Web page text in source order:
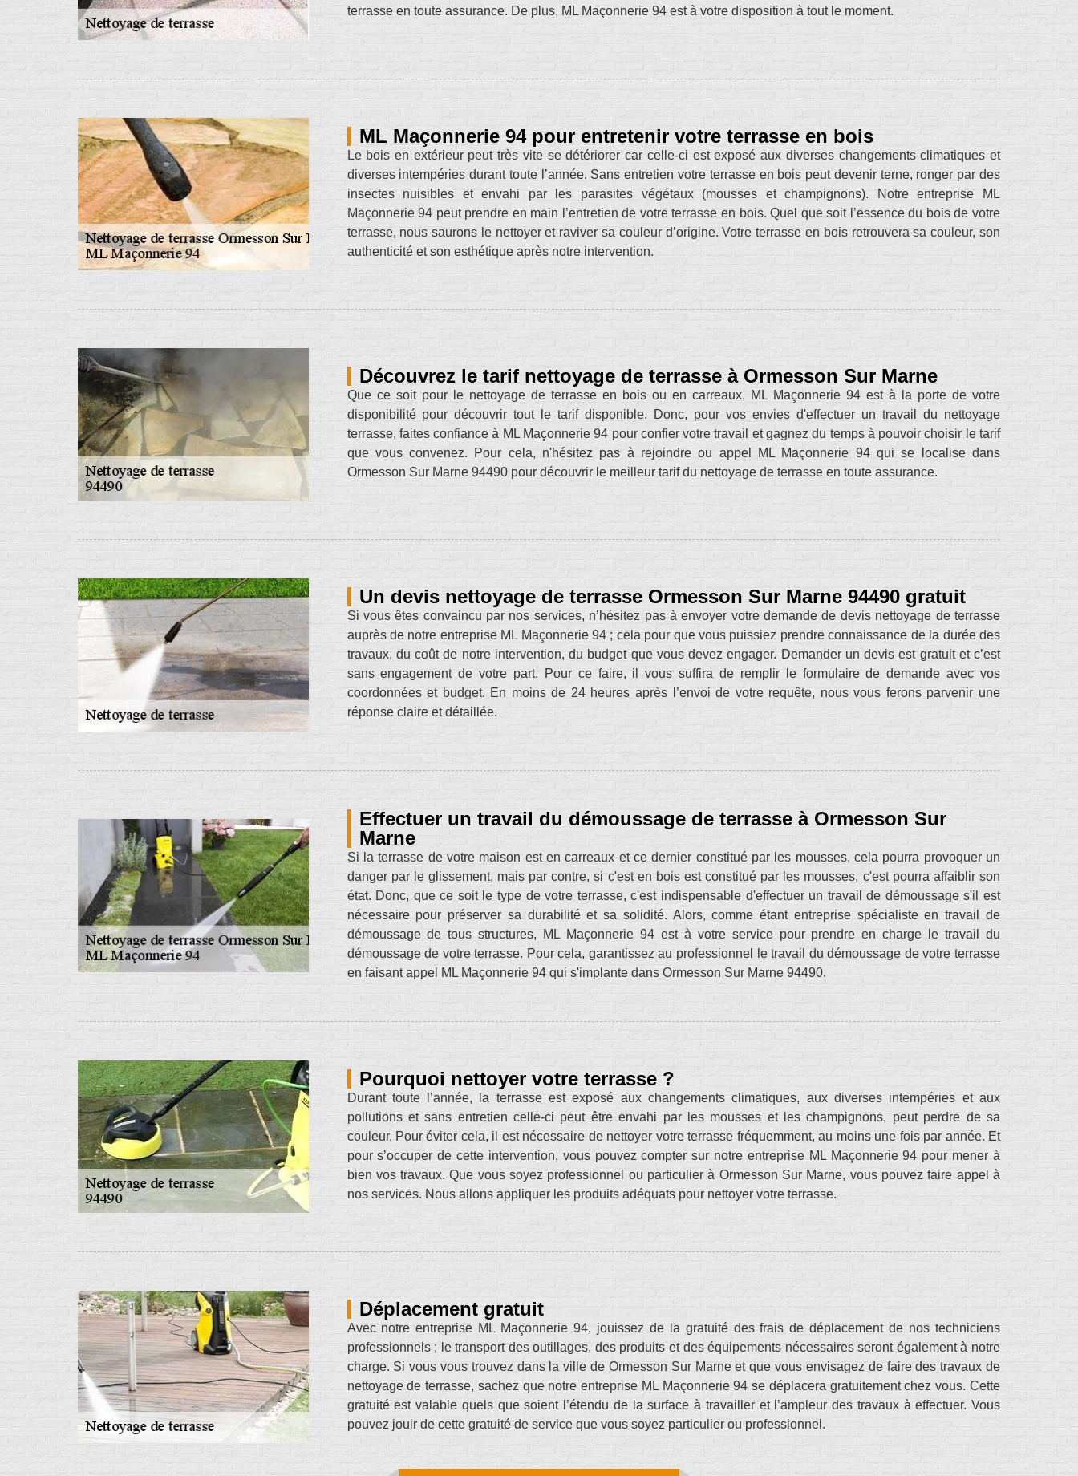
terrasse en toute assurance. De plus, ML Maçonnerie 94 est à votre disposition à tout le moment.
ML Maçonnerie 94 pour entretenir votre terrasse en bois
Le bois en extérieur peut très vite se détériorer car celle-ci est exposé aux diverses changements climatiques et
diverses intempéries durant toute l’année. Sans entretien votre terrasse en bois peut devenir terne, ronger par des
insectes nuisibles et envahi par les parasites végétaux (mousses et champignons). Notre entreprise ML
Maçonnerie 94 peut prendre en main l’entretien de votre terrasse en bois. Quel que soit l’essence du bois de votre
terrasse, nous saurons le nettoyer et raviver sa couleur d’origine. Votre terrasse en bois retrouvera sa couleur, son
authenticité et son esthétique après notre intervention.
Découvrez le tarif nettoyage de terrasse à Ormesson Sur Marne
Que ce soit pour le nettoyage de terrasse en bois ou en carreaux, ML Maçonnerie 94 est à la porte de votre
disponibilité pour découvrir tout le tarif disponible. Donc, pour vos envies d'effectuer un travail du nettoyage
terrasse, faites confiance à ML Maçonnerie 94 pour confier votre travail et gagnez du temps à pouvoir choisir le tarif
que vous convenez. Pour cela, n'hésitez pas à rejoindre ou appel ML Maçonnerie 94 qui se localise dans
Ormesson Sur Marne 94490 pour découvrir le meilleur tarif du nettoyage de terrasse en toute assurance.
Un devis nettoyage de terrasse Ormesson Sur Marne 94490 gratuit
Si vous êtes convaincu par nos services, n’hésitez pas à envoyer votre demande de devis nettoyage de terrasse
auprès de notre entreprise ML Maçonnerie 94 ; cela pour que vous puissiez prendre connaissance de la durée des
travaux, du coût de notre intervention, du budget que vous devez engager. Demander un devis est gratuit et c’est
sans engagement de votre part. Pour ce faire, il vous suffira de remplir le formulaire de demande avec vos
coordonnées et budget. En moins de 24 heures après l’envoi de votre requête, nous vous ferons parvenir une
réponse claire et détaillée.
Effectuer un travail du démoussage de terrasse à Ormesson Sur
Marne
Si la terrasse de votre maison est en carreaux et ce dernier constitué par les mousses, cela pourra provoquer un
danger par le glissement, mais par contre, si c'est en bois est constitué par les mousses, c'est pourra affaiblir son
état. Donc, que ce soit le type de votre terrasse, c'est indispensable d'effectuer un travail de démoussage s'il est
nécessaire pour préserver sa durabilité et sa solidité. Alors, comme étant entreprise spécialiste en travail de
démoussage de tous structures, ML Maçonnerie 94 est à votre service pour prendre en charge le travail du
démoussage de votre terrasse. Pour cela, garantissez au professionnel le travail du démoussage de votre terrasse
en faisant appel ML Maçonnerie 94 qui s'implante dans Ormesson Sur Marne 94490.
Pourquoi nettoyer votre terrasse ?
Durant toute l’année, la terrasse est exposé aux changements climatiques, aux diverses intempéries et aux
pollutions et sans entretien celle-ci peut être envahi par les mousses et les champignons, peut perdre de sa
couleur. Pour éviter cela, il est nécessaire de nettoyer votre terrasse fréquemment, au moins une fois par année. Et
pour s’occuper de cette intervention, vous pouvez compter sur notre entreprise ML Maçonnerie 94 pour mener à
bien vos travaux. Que vous soyez professionnel ou particulier à Ormesson Sur Marne, vous pouvez faire appel à
nos services. Nous allons appliquer les produits adéquats pour nettoyer votre terrasse.
Déplacement gratuit
Avec notre entreprise ML Maçonnerie 94, jouissez de la gratuité des frais de déplacement de nos techniciens
professionnels ; le transport des outillages, des produits et des équipements nécessaires seront également à notre
charge. Si vous vous trouvez dans la ville de Ormesson Sur Marne et que vous envisagez de faire des travaux de
nettoyage de terrasse, sachez que notre entreprise ML Maçonnerie 94 se déplacera gratuitement chez vous. Cette
gratuité est valable quels que soient l’étendu de la surface à travailler et l’ampleur des travaux à effectuer. Vous
pouvez jouir de cette gratuité de service que vous soyez particulier ou professionnel.